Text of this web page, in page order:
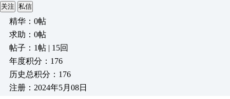
关注 私信
精华：0帖
求助：0帖
帖子：1帖 | 15回
年度积分：176
历史总积分：176
注册：2024年5月08日